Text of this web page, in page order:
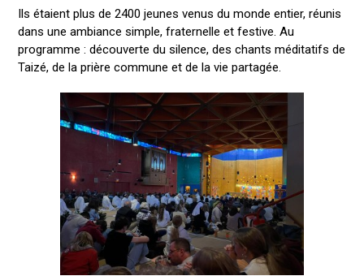
Ils étaient plus de 2400 jeunes venus du monde entier, réunis
dans une ambiance simple, fraternelle et festive. Au
programme : découverte du silence, des chants méditatifs de
Taizé, de la prière commune et de la vie partagée.